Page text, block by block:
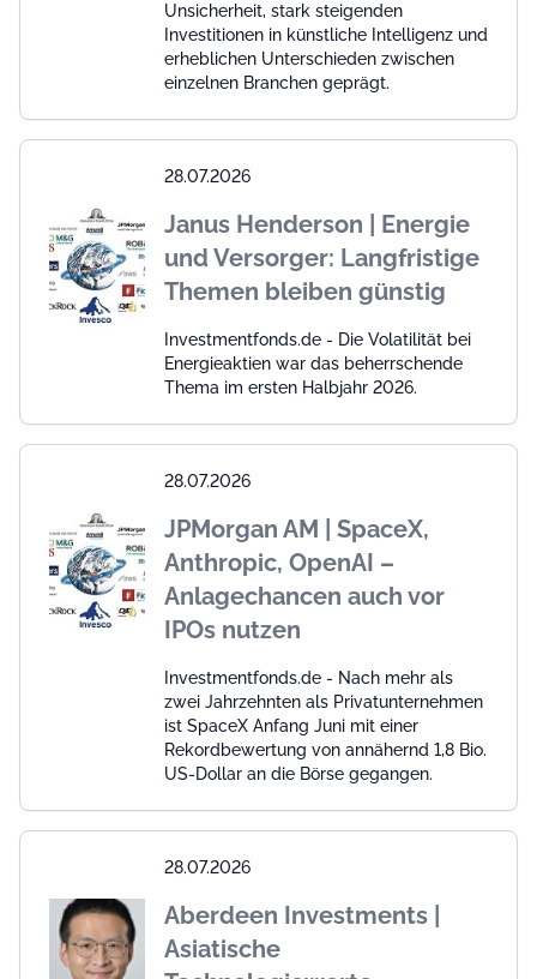
Unsicherheit, stark steigenden
Investitionen in künstliche Intelligenz und
erheblichen Unterschieden zwischen
einzelnen Branchen geprägt.
28.07.2026
Janus Henderson | Energie
und Versorger: Langfristige
Themen bleiben günstig
Investmentfonds.de - Die Volatilität bei
Energieaktien war das beherrschende
Thema im ersten Halbjahr 2026.
28.07.2026
JPMorgan AM | SpaceX,
Anthropic, OpenAI –
Anlagechancen auch vor
IPOs nutzen
Investmentfonds.de - Nach mehr als
zwei Jahrzehnten als Privatunternehmen
ist SpaceX Anfang Juni mit einer
Rekordbewertung von annähernd 1,8 Bio.
US-Dollar an die Börse gegangen.
28.07.2026
Aberdeen Investments |
Asiatische